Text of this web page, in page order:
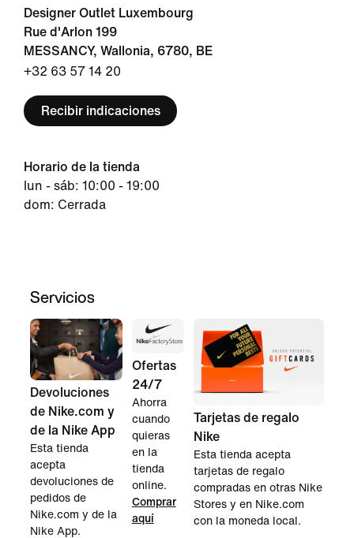
Designer Outlet Luxembourg
Rue d'Arlon 199
MESSANCY, Wallonia, 6780, BE
+32 63 57 14 20
Recibir indicaciones
Horario de la tienda
lun - sáb: 10:00 - 19:00
dom: Cerrada
Servicios
Devoluciones
de Nike.com y
de la Nike App
Esta tienda
acepta
devoluciones de
pedidos de
Nike.com y de la
Nike App.
Ofertas
24/7
Ahorra
cuando
quieras
en la
tienda
online.
Comprar
aquí
Tarjetas de regalo
Nike
Esta tienda acepta
tarjetas de regalo
compradas en otras Nike
Stores y en Nike.com
con la moneda local.